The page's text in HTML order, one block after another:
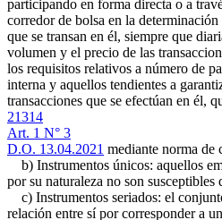
participando en forma directa o a
corredor de bolsa en la
que se transan en él, siempre que
volumen y el precio de las
los requisitos relativos a número de
interna y aquellos tendientes a
transacciones que se efectúan en él,
21314
Art. 1 N° 3
D.O. 13.04.2021 mediante norma de
b) Instrumentos únicos: aquellos
por su naturaleza no son susceptibles
c) Instrumentos seriados: el
relación entre sí por corresponder a